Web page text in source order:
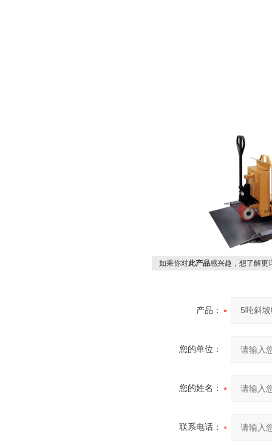
如果你对此产品感兴趣，想了解更
产品：
您的单位：
您的姓名：
联系电话：